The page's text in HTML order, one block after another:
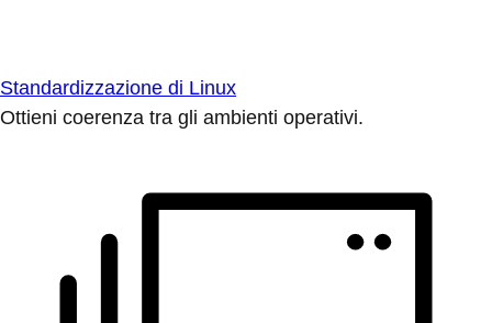
Standardizzazione di Linux
Ottieni coerenza tra gli ambienti operativi.